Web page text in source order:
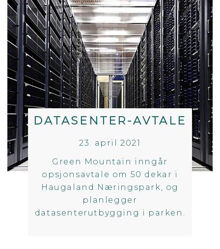
DATASENTER-AVTALE
23. april 2021
Green Mountain inngår
opsjonsavtale om 50 dekar i
Haugaland Næringspark, og
planlegger
datasenterutbygging i parken.